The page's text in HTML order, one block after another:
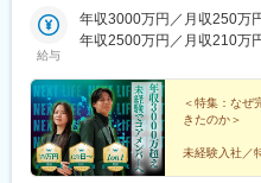
南林間駅、志村坂上駅、駅
川駅、逗子・葉山駅、宮前
山陽女学園前駅、球場前駅
東エリアを中心としたプロ
のお住まいを考慮して決定
駅、九重駅、滑河駅、大網
網干駅、山城青谷駅、五位
線)、久津川駅、和歌山港駅
ば駅、下妻駅、高久駅、ゆ
市駅、鵜沼宿駅、モレラ岐
駅、川之江駅、高島駅(岡山
屋駅、具同駅、あき総合病
給与
年収3000万円／月収250万
年収2500万円／月収210万
＜特集：なぜ
きたのか＞
未経験入社／